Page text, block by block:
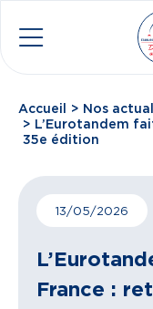
Aller au contenu
Fil
Accueil
Nos
L’Eurotandem
35e édition
13/05/2026
France :